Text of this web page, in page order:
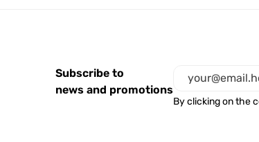
Subscribe to
news and promotions
By clicking on the